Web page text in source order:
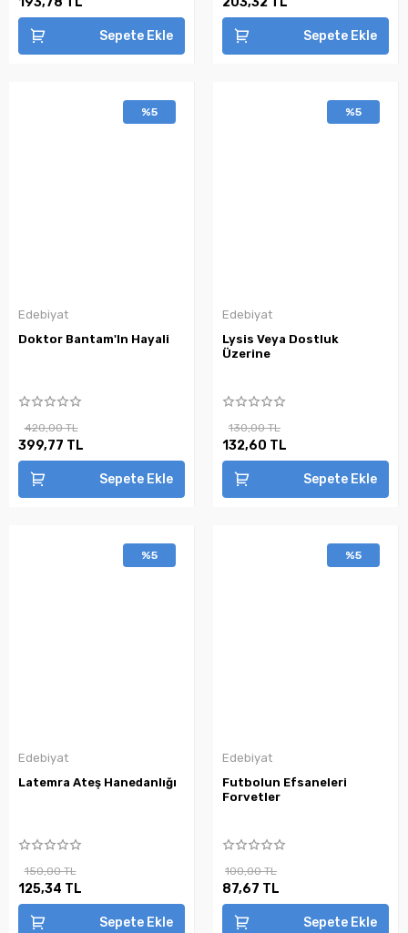
Sepete Ekle Sepete Ekle
%5
Edebiyat
Doktor Bantam'In Hayali
420,00 TL
399,77 TL
Sepete Ekle
%5
Edebiyat
Lysis Veya Dostluk
Üzerine
130,00 TL
132,60 TL
Sepete Ekle
%5
Edebiyat
Latemra Ateş Hanedanlığı
150,00 TL
125,34 TL
Sepete Ekle
%5
Edebiyat
Futbolun Efsaneleri
Forvetler
100,00 TL
87,67 TL
Sepete Ekle